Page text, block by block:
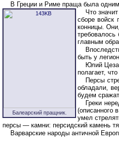
В Греции и Риме праща была
Балеарский пращник.
Что
сборе войск
конницы.
главным
быть у
Юлий
полагает,
Персы
обладали,
будем
Греки
(описанного
умел
персы — камни: персидский камень
Варварские народы античной